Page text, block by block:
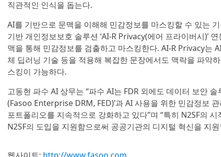
직관적인 인식을 돕는다.
AI를 기반으로 문맥을 이해해 민감정보를 마스킹할 수 있는
기반 개인정보보호 솔루션 ‘AI-R Privacy(에어 프라이버시)’
맥을 통해 민감정보를 검출하고 마스킹한다. AI-R Privacy는
체 딥러닝 기술 등을 적용해 복잡한 문장에서도 맥락을 파악
스킹이 가능하다.
고동현 파수 AI 상무는 “파수 AI는 FDR 외에도 데이터 보안
(Fasoo Enterprise DRM, FED)’과 AI 사용을 위한 민감정보 관
포트폴리오를 지속적으로 강화하고 있다”며 “특히 N2SF의
N2SF의 도입을 지원함으로써 공공기관의 디지털 혁신을 지